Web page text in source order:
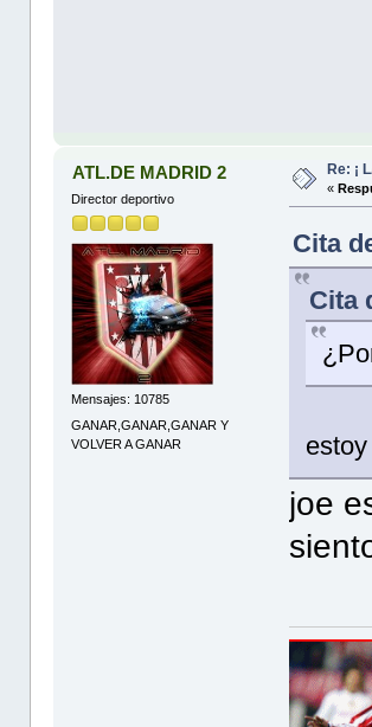
ATL.DE MADRID 2
Director deportivo
Mensajes: 10785
GANAR,GANAR,GANAR Y
VOLVER A GANAR
Re: ¡
«
Cita
Cita
joe